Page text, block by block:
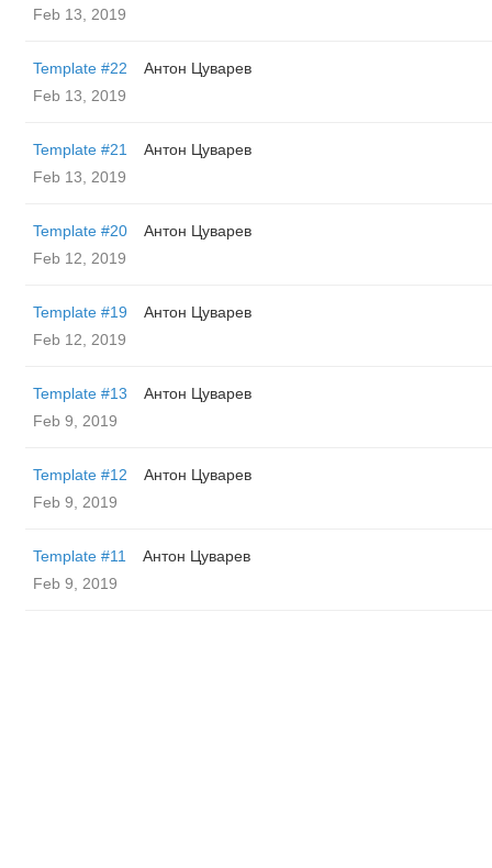
Feb 13, 2019
Template #22
Антон Цуварев
Feb 13, 2019
Template #21
Антон Цуварев
Feb 13, 2019
Template #20
Антон Цуварев
Feb 12, 2019
Template #19
Антон Цуварев
Feb 12, 2019
Template #13
Антон Цуварев
Feb 9, 2019
Template #12
Антон Цуварев
Feb 9, 2019
Template #11
Антон Цуварев
Feb 9, 2019